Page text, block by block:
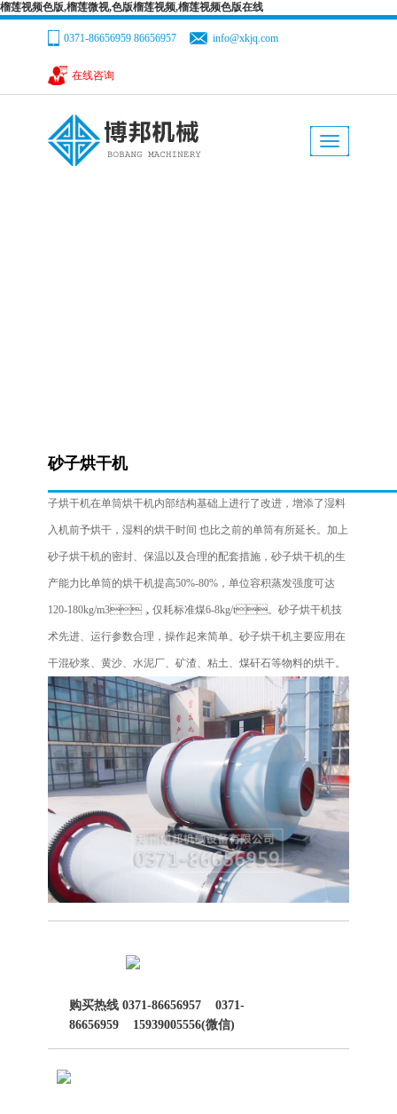
榴莲视频色版,榴莲微视,色版榴莲视频,榴莲视频色版在线
0371-86656959 86656957 info@xkjq.com
在线咨询
公司简介
砂子烘干机
子烘干机在单筒烘干机内部结构基础上进行了改进，增添了湿料
入机前予烘干，湿料的烘干时间 也比之前的单筒有所延长。加上
砂子烘干机的密封、保温以及合理的配套措施，砂子烘干机的生
产能力比单筒的烘干机提高50%-80%，单位容积蒸发强度可达
120-180kg/m3，仅耗标准煤6-8kg/t。砂子烘干机技
术先进、运行参数合理，操作起来简单。砂子烘干机主要应用在
干混砂浆、黄沙、水泥厂、矿渣、粘土、煤矸石等物料的烘干。
购买热线 0371-86656957
0371-
86656959
15939005556(微信)